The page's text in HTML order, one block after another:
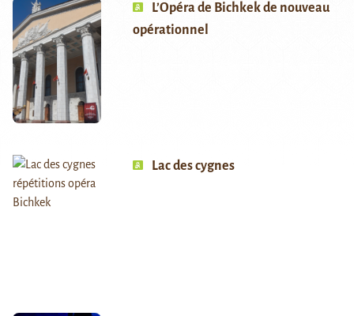
L’Opéra de Bichkek de nouveau
opérationnel
Lac des cygnes